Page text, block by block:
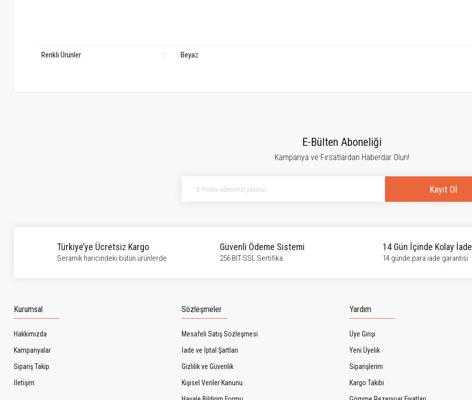
Renkli Ürünler : Beyaz
Bu ürüne ilk yorumu siz yapın!
E-Bülten Aboneliği
Kampanya ve Fırsatlardan Haberdar Olun!
Kayıt Ol
Türkiye’ye Ücretsiz Kargo
Seramik haricindeki bütün ürünlerde
Güvenli Ödeme Sistemi
256 BIT SSL Sertifika
14 Gün İçinde Kolay İade
14 günde para iade garantisi
Kurumsal
Hakkımızda
Kampanyalar
Sipariş Takip
İletişim
Sözleşmeler
Mesafeli Satış Sözleşmesi
İade ve İptal Şartları
Gizlilik ve Güvenlik
Kişisel Veriler Kanunu
Yardım
Üye Girişi
Yeni Üyelik
Siparişlerim
Kargo Takibi